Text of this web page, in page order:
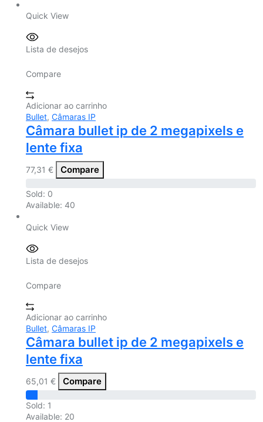
Quick View
Lista de desejos
Compare
Adicionar ao carrinho
Bullet, Câmaras IP
Câmara bullet ip de 2 megapixels e
lente fixa
77,31 € Compare
Sold: 0
Available: 40
Quick View
Lista de desejos
Compare
Adicionar ao carrinho
Bullet, Câmaras IP
Câmara bullet ip de 2 megapixels e
lente fixa
65,01 € Compare
Sold: 1
Available: 20